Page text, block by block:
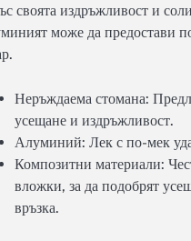
своята издръжливост и
може да предостави
Неръждаема стомана:
усещане и издръжливост.
Алуминий: Лек с по-мек
Композитни материали:
вложки, за да подобрят
връзка.